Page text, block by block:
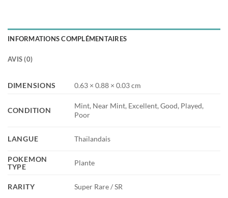
INFORMATIONS COMPLÉMENTAIRES
AVIS (0)
DIMENSIONS 0.63 × 0.88 × 0.03 cm
CONDITION
Mint, Near Mint, Excellent, Good, Played,
Poor
LANGUE Thaïlandais
POKEMON
TYPE
Plante
RARITY Super Rare / SR